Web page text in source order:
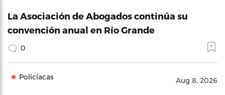
La Asociación de Abogados continúa su
convención anual en Río Grande
0
Policíacas Aug 8, 2026